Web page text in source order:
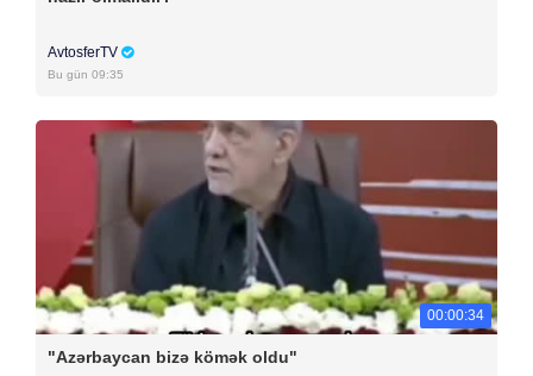
AvtosferTV
Bu gün 09:35
00:00:34
"Azərbaycan bizə kömək oldu"